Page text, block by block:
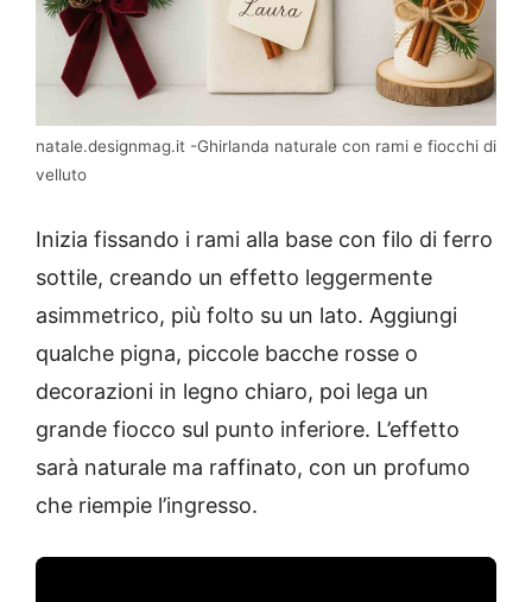
natale.designmag.it -Ghirlanda naturale con rami e fiocchi di
velluto
Inizia fissando i rami alla base con filo di ferro
sottile, creando un effetto leggermente
asimmetrico, più folto su un lato. Aggiungi
qualche pigna, piccole bacche rosse o
decorazioni in legno chiaro, poi lega un
grande fiocco sul punto inferiore. L’effetto
sarà naturale ma raffinato, con un profumo
che riempie l’ingresso.